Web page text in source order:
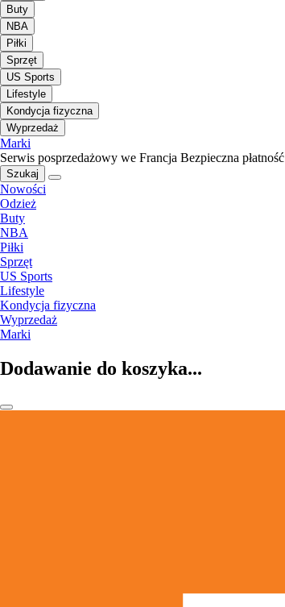
Buty
NBA
Piłki
Sprzęt
US Sports
Lifestyle
Kondycja fizyczna
Wyprzedaż
Marki
Serwis posprzedażowy we Francja Bezpieczna płatność
Szukaj
Nowości
Odzież
Buty
NBA
Piłki
Sprzęt
US Sports
Lifestyle
Kondycja fizyczna
Wyprzedaż
Marki
Dodawanie do koszyka...